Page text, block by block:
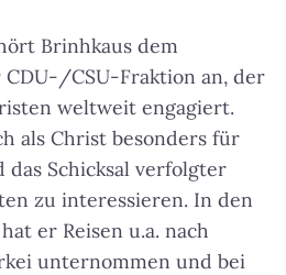
Brinhkaus dem
CSU-Fraktion an, der
weltweit engagiert.
als Christ besonders für
Schicksal verfolgter
zu interessieren. In den
er Reisen u.a. nach
unternommen und bei